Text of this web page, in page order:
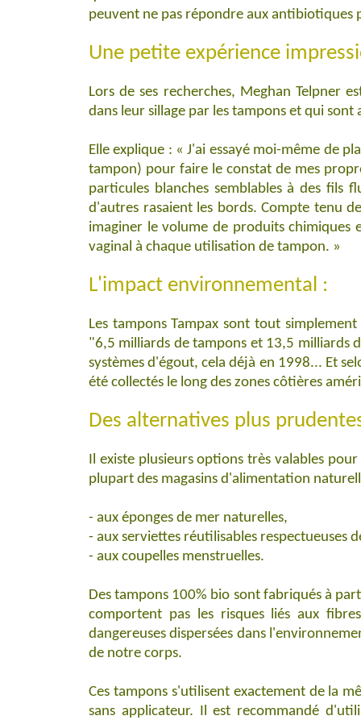
peuvent ne pas répondre aux antibiotiques
Une petite expérience
Lors de ses recherches, Meghan Telpner
dans leur sillage par les tampons et qui
Elle explique : « J'ai essayé moi-même de
tampon) pour faire le constat de mes
particules blanches semblables à des fils
d'autres rasaient les bords. Compte tenu
imaginer le volume de produits chimiques
vaginal à chaque utilisation de tampon. »
L'impact environnemental :
Les tampons Tampax sont tout
"6,5 milliards de tampons et 13,5 milliards
systèmes d'égout, cela déjà en 1998... Et
été collectés le long des zones côtières
Des alternatives plus
Il existe plusieurs options très valables
plupart des magasins d'alimentation
- aux éponges de mer naturelles,
- aux serviettes réutilisables respectueuses
- aux coupelles menstruelles.
Des tampons 100% bio sont fabriqués à
comportent pas les risques liés aux
dangereuses dispersées dans
de notre corps.
Ces tampons s'utilisent exactement de la
sans applicateur. Il est recommandé